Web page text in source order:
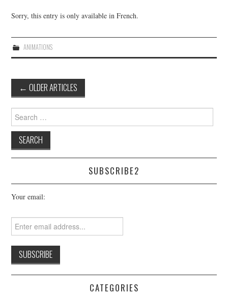
Sorry, this entry is only available in French.
ANIMATIONS
Post
navigation
← OLDER ARTICLES
Search
for:
SUBSCRIBE2
Your email:
CATEGORIES